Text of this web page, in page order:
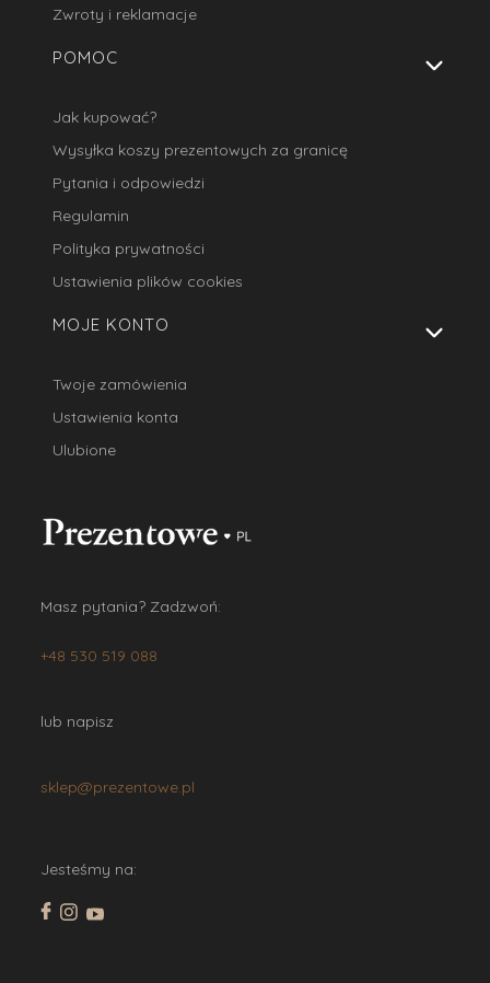
Zwroty i reklamacje
POMOC
Jak kupować?
Wysyłka koszy prezentowych za granicę
Pytania i odpowiedzi
Regulamin
Polityka prywatności
Ustawienia plików cookies
MOJE KONTO
Twoje zamówienia
Ustawienia konta
Ulubione
Masz pytania? Zadzwoń:
+48 530 519 088
lub napisz
sklep@prezentowe.pl
Jesteśmy na: